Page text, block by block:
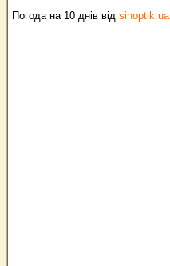
Погода на 10 днів від sinoptik.ua